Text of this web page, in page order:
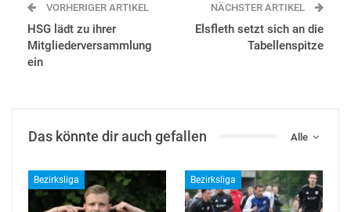
VORHERIGER ARTIKEL
HSG lädt zu ihrer
Mitgliederversammlung
ein
NÄCHSTER ARTIKEL
Elsfleth setzt sich an die
Tabellenspitze
Alle
Das könnte dir auch gefallen
Bezirksliga Bezirksliga